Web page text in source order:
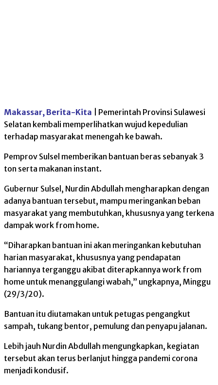
Makassar, Berita-Kita | Pemerintah Provinsi Sulawesi
Selatan kembali memperlihatkan wujud kepedulian
terhadap masyarakat menengah ke bawah.
Pemprov Sulsel memberikan bantuan beras sebanyak 3
ton serta makanan instant.
Gubernur Sulsel, Nurdin Abdullah mengharapkan dengan
adanya bantuan tersebut, mampu meringankan beban
masyarakat yang membutuhkan, khususnya yang terkena
dampak work from home.
“Diharapkan bantuan ini akan meringankan kebutuhan
harian masyarakat, khususnya yang pendapatan
hariannya terganggu akibat diterapkannya work from
home untuk menanggulangi wabah,” ungkapnya, Minggu
(29/3/20).
Bantuan itu diutamakan untuk petugas pengangkut
sampah, tukang bentor, pemulung dan penyapu jalanan.
Lebih jauh Nurdin Abdullah mengungkapkan, kegiatan
tersebut akan terus berlanjut hingga pandemi corona
menjadi kondusif.